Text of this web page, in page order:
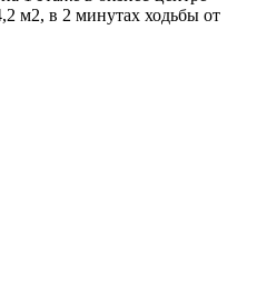
м2, в 2 минутах ходьбы от